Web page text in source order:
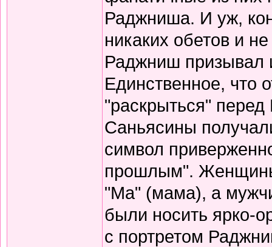
Раджниша. И уж,
никаких обетов и
Раджниш призывал
Единственное, что
"раскрыться"
Саньясины
символ
прошлым". Женщины
"Ма" (мама), а
были носить ярко-
с портретом